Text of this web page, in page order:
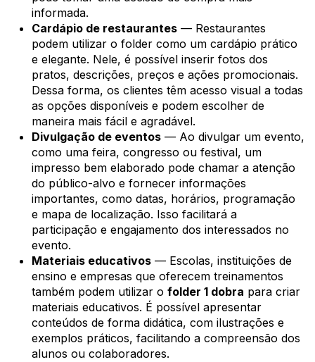
informada.
Cardápio de restaurantes — Restaurantes
podem utilizar o folder como um cardápio prático
e elegante. Nele, é possível inserir fotos dos
pratos, descrições, preços e ações promocionais.
Dessa forma, os clientes têm acesso visual a todas
as opções disponíveis e podem escolher de
maneira mais fácil e agradável.
Divulgação de eventos — Ao divulgar um evento,
como uma feira, congresso ou festival, um
impresso bem elaborado pode chamar a atenção
do público-alvo e fornecer informações
importantes, como datas, horários, programação
e mapa de localização. Isso facilitará a
participação e engajamento dos interessados no
evento.
Materiais educativos — Escolas, instituições de
ensino e empresas que oferecem treinamentos
também podem utilizar o folder 1 dobra para criar
materiais educativos. É possível apresentar
conteúdos de forma didática, com ilustrações e
exemplos práticos, facilitando a compreensão dos
alunos ou colaboradores.